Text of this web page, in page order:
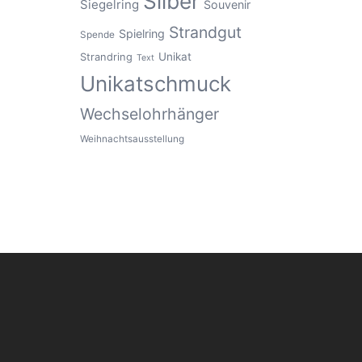
Siegelring Souvenir
Spende Spielring Strandgut
Strandring Text Unikat
Unikatschmuck
Wechselohrhänger
Weihnachtsausstellung